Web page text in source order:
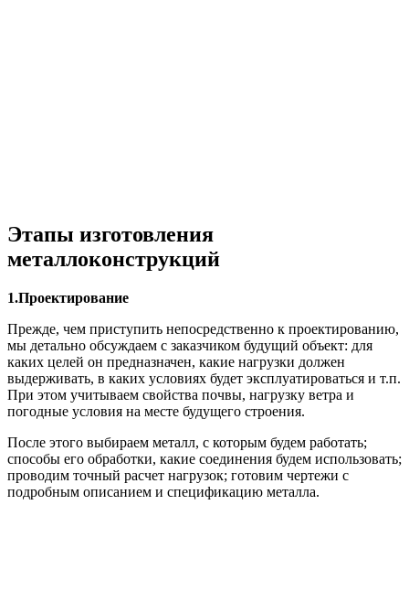
Этапы изготовления
металлоконструкций
1.Проектирование
Прежде, чем приступить непосредственно к проектированию,
мы детально обсуждаем с заказчиком будущий объект: для
каких целей он предназначен, какие нагрузки должен
выдерживать, в каких условиях будет эксплуатироваться и т.п.
При этом учитываем свойства почвы, нагрузку ветра и
погодные условия на месте будущего строения.
После этого выбираем металл, с которым будем работать;
способы его обработки, какие соединения будем использовать;
проводим точный расчет нагрузок; готовим чертежи с
подробным описанием и спецификацию металла.